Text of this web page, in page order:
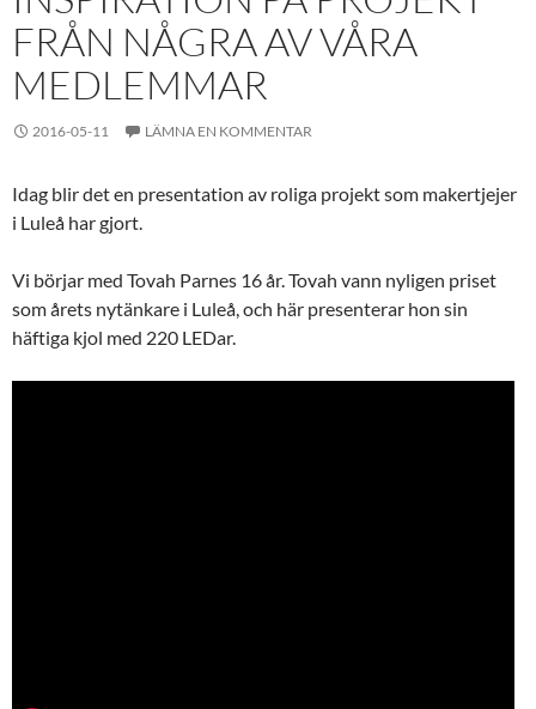
FRÅN NÅGRA AV VÅRA
MEDLEMMAR
2016-05-11 LÄMNA EN KOMMENTAR
Idag blir det en presentation av roliga projekt som makertjejer
i Luleå har gjort.
Vi börjar med Tovah Parnes 16 år. Tovah vann nyligen priset
som årets nytänkare i Luleå, och här presenterar hon sin
häftiga kjol med 220 LEDar.